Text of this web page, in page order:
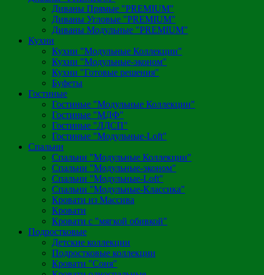
Диваны Прямые "PREMIUM"
Диваны Угловые "PREMIUM"
Диваны Модульные "PREMIUM"
Кухни
Кухни "Модульные Коллекции"
Кухни "Модульные-эконом"
Кухни "Готовые решения"
Буфеты
Гостиные
Гостиные "Модульные Коллекции"
Гостиные "МДФ"
Гостиные "ЛДСП"
Гостиные "Модульные-Loft"
Спальни
Спальни "Модульные Коллекции"
Спальни "Модульные-эконом"
Спальни "Модульные-Loft"
Спальни "Модульные-Классика"
Кровати из Массива
Кровати
Кровати с "мягкой обивкой"
Подростковые
Детские коллекции
Подростковые коллекции
Кровати "Соня"